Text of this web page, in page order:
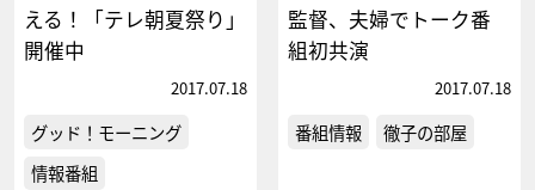
える！「テレ朝夏祭り」
開催中
2017.07.18
グッド！モーニング
情報番組
監督、夫婦でトーク番
組初共演
2017.07.18
番組情報 徹子の部屋